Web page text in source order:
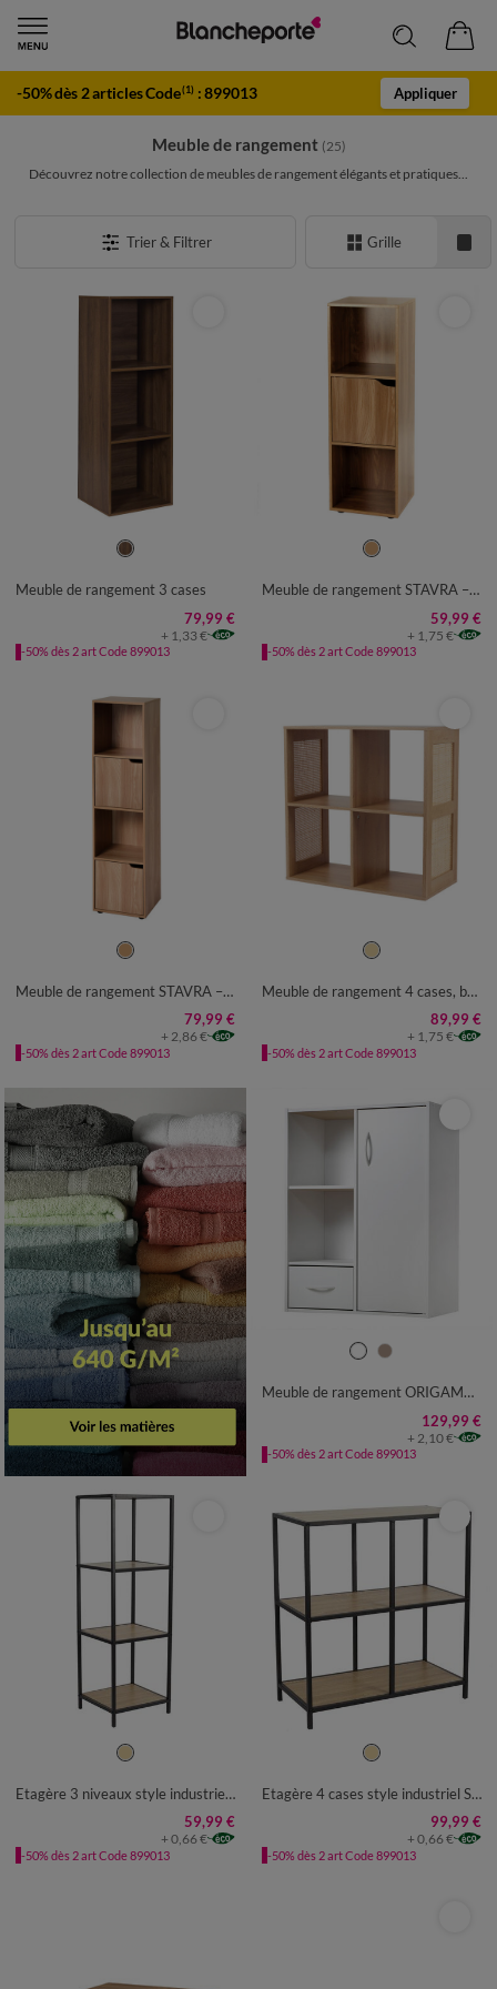
-50% dès 2 articles Code(1) :899013 Appliquer
Meuble de rangement (25)
Découvrez notre collection de meubles de rangement élégants et pratiques...
Trier & Filtrer Grille
UNITÉ
Meuble de rangement 3 cases
79,99 €
+ 1,33 €
-50% dès 2 art Code 899013
UNITÉ
Meuble de rangement STAVRA – 3 cases 1 porte
59,99 €
+ 1,75 €
-50% dès 2 art Code 899013
UNITÉ
Meuble de rangement STAVRA – 4 cases, 2 portes
79,99 €
+ 2,86 €
-50% dès 2 art Code 899013
UNITÉ
Meuble de rangement 4 cases, bois et rotin
89,99 €
+ 1,75 €
-50% dès 2 art Code 899013
UNITÉ
Meuble de rangement ORIGAME - étagère, tiroir et placard
129,99 €
+ 2,10 €
-50% dès 2 art Code 899013
UNITÉ
Etagère 3 niveaux style industriel STOCKIES
59,99 €
+ 0,66 €
-50% dès 2 art Code 899013
UNITÉ
Etagère 4 cases style industriel STOCKIES
99,99 €
+ 0,66 €
-50% dès 2 art Code 899013